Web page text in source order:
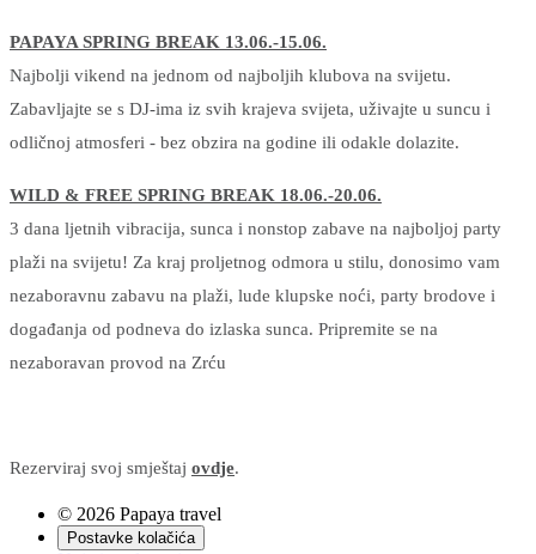
PAPAYA SPRING BREAK 13.06.-15.06.
Najbolji vikend na jednom od najboljih klubova na svijetu.
Zabavljajte se s DJ-ima iz svih krajeva svijeta, uživajte u suncu i
odličnoj atmosferi - bez obzira na godine ili odakle dolazite.
WILD & FREE SPRING BREAK 18.06.-20.06.
3 dana ljetnih vibracija, sunca i nonstop zabave na najboljoj party
plaži na svijetu! Za kraj proljetnog odmora u stilu, donosimo vam
nezaboravnu zabavu na plaži, lude klupske noći, party brodove i
događanja od podneva do izlaska sunca. Pripremite se na
nezaboravan provod na Zrću
Rezerviraj svoj smještaj ovdje.
© 2026 Papaya travel
Postavke kolačića